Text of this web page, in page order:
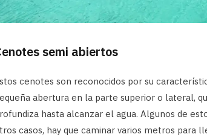
semi abiertos
cenotes son reconocidos por su
abertura en la parte superior o lateral,
hasta alcanzar el agua. Algunos de
casos, hay que caminar varios metros para